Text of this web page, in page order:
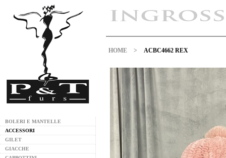
BOLERI E MANTELLE
ACCESSORI
GILET
GIACCHE
HOME > ACBC4662 REX